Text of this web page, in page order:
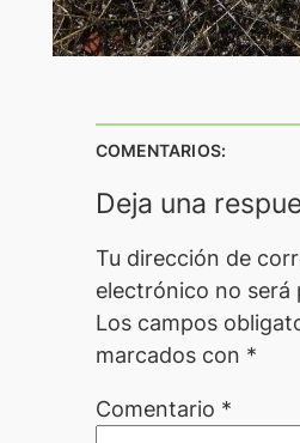
COMENTARIOS:
Deja una
Tu dirección de
electrónico no será
Los campos
marcados con *
Comentario *